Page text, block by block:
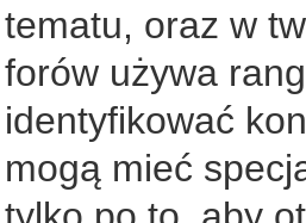
tematu, oraz w
forów używa
identyfikować
mogą mieć